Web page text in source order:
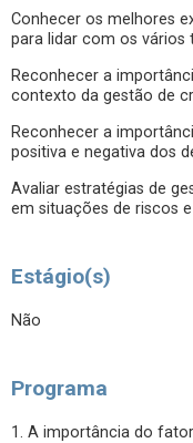
Conhecer os melhores
para lidar com os vários
Reconhecer a
contexto da gestão de
Reconhecer a
positiva e negativa dos
Avaliar estratégias de
em situações de riscos
Estágio(s)
Não
Programa
1. A importância do